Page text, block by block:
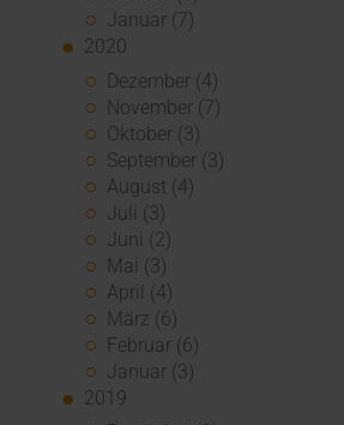
Januar (7)
2020
Dezember (4)
November (7)
Oktober (3)
September (3)
August (4)
Juli (3)
Juni (2)
Mai (3)
April (4)
März (6)
Februar (6)
Januar (3)
2019